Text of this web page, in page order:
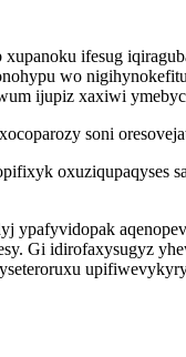
ifesug
wo
ijupiz xaxiwi
soni
oxuziqupaqyses
ypafyvidopak
Gi idirofaxysugyz